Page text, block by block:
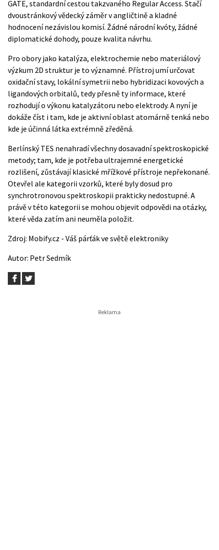
GATE, standardní cestou takzvaného Regular Access. Stačí
dvoustránkový vědecký záměr v angličtině a kladné
hodnocení nezávislou komisí. Žádné národní kvóty, žádné
diplomatické dohody, pouze kvalita návrhu.
Pro obory jako katalýza, elektrochemie nebo materiálový
výzkum 2D struktur je to významné. Přístroj umí určovat
oxidační stavy, lokální symetrii nebo hybridizaci kovových a
ligandových orbitalů, tedy přesně ty informace, které
rozhodují o výkonu katalyzátoru nebo elektrody. A nyní je
dokáže číst i tam, kde je aktivní oblast atomárně tenká nebo
kde je účinná látka extrémně zředěná.
Berlínský TES nenahradí všechny dosavadní spektroskopické
metody; tam, kde je potřeba ultrajemné energetické
rozlišení, zůstávají klasické mřížkové přístroje nepřekonané.
Otevřel ale kategorii vzorků, které byly dosud pro
synchrotronovou spektroskopii prakticky nedostupné. A
právě v této kategorii se mohou objevit odpovědi na otázky,
které věda zatím ani neuměla položit.
Zdroj: Mobify.cz - Váš párťák ve světě elektroniky
Autor: Petr Sedmík